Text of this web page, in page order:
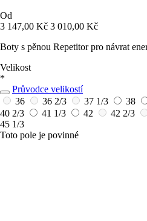
Od
3 147,00 Kč 3 010,00 Kč
Boty s pěnou Repetitor pro návrat
Velikost
*
Průvodce velikostí
36
36 2/3 37 1/3 38
40 2/3
41 1/3 42 42 2/3
45 1/3
Toto pole je povinné